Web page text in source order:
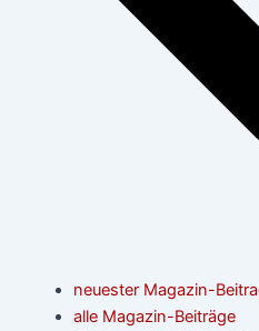
neuester Magazin-
alle Magazin-Beiträge